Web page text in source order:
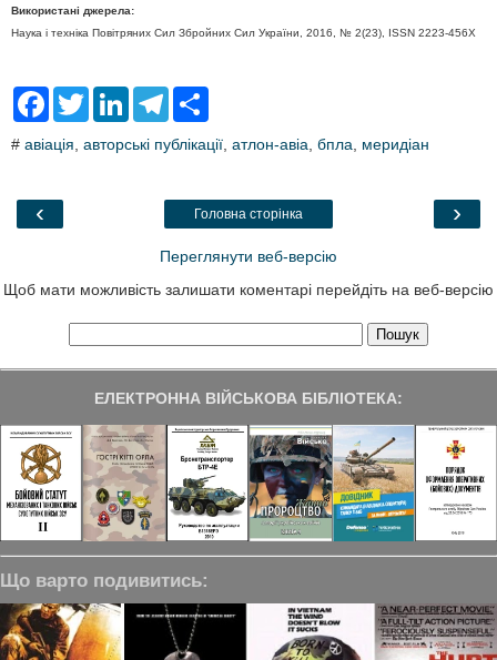
Використані джерела:
Наука і техніка Повітряних Сил Збройних Сил України, 2016, № 2(23), ISSN 2223-456Х
F
e
o
T
t
L
k
T
e
a
r
# авіація, авторські публікації, атлон-авіа, бпла, меридіан
‹ ›
Головна сторінка
Переглянути веб-версію
Щоб мати можливість залишати коментарі перейдіть на веб-версію
ЕЛЕКТРОННА ВІЙСЬКОВА БІБЛІОТЕКА:
Що варто подивитись: